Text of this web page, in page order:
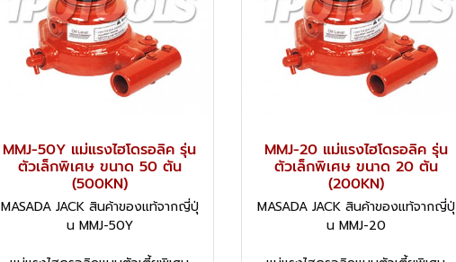
MMJ-50Y แม่แรงไฮโดรอลิค รุ่น
ตัวเล็กพิเศษ ขนาด 50 ตัน
(500KN)
MASADA JACK สินค้าของแท้จากญี่ปุ่
น MMJ-50Y
MMJ-20 แม่แรงไฮโดรอลิค รุ่น
ตัวเล็กพิเศษ ขนาด 20 ตัน
(200KN)
MASADA JACK สินค้าของแท้จากญี่ปุ่
น MMJ-20